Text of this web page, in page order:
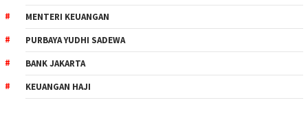
MENTERI KEUANGAN
PURBAYA YUDHI SADEWA
BANK JAKARTA
KEUANGAN HAJI